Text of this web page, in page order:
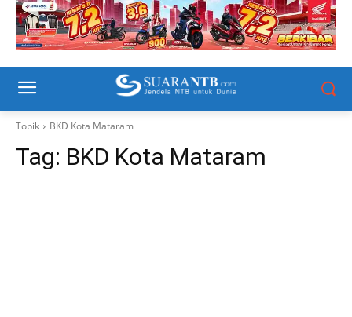
Topik BKD Kota Mataram
Tag: BKD Kota Mataram